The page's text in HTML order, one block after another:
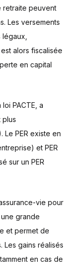
retraite peuvent
Les versements
alors fiscalisée
en capital
PACTE, a
plus
Le PER existe en
et PER
sur un PER
vie pour
grande
et permet de
Les gains réalisés
en cas de